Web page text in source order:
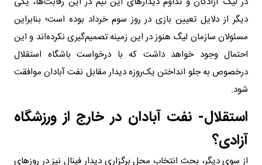
دیگر از دلایل تعیین بازی در روز سوم خرداد بوده است؛ بنابراین
مسئولان سازمان لیگ هنوز در این زمینه تصمیم‌گیری نکرده‌اند و این
احتمال وجود خواهد داشت که با درخواست باشگاه استقلال
درخصوص به جلو انداختن یک‌روزه دیدار مقابل نفت آبادان موافقت
شود.
استقلال- نفت آبادان در خارج از ورزشگاه
آزادی؟
از سوی دیگر، بحث انتخاب محل برگزاری دیدار فینال نیز در روز‌های